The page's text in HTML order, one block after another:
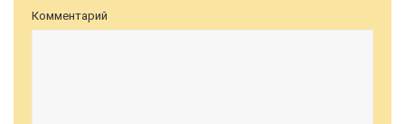
Комментарий